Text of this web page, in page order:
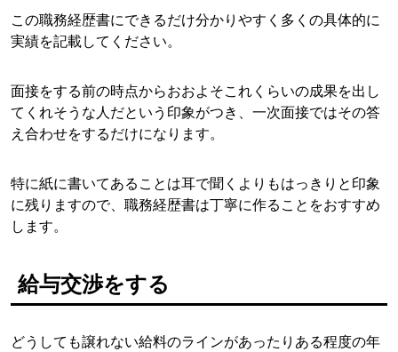
この職務経歴書にできるだけ分かりやすく多くの具体的に
実績を記載してください。
面接をする前の時点からおおよそこれくらいの成果を出し
てくれそうな人だという印象がつき、一次面接ではその答
え合わせをするだけになります。
特に紙に書いてあることは耳で聞くよりもはっきりと印象
に残りますので、職務経歴書は丁寧に作ることをおすすめ
します。
給与交渉をする
どうしても譲れない給料のラインがあったりある程度の年